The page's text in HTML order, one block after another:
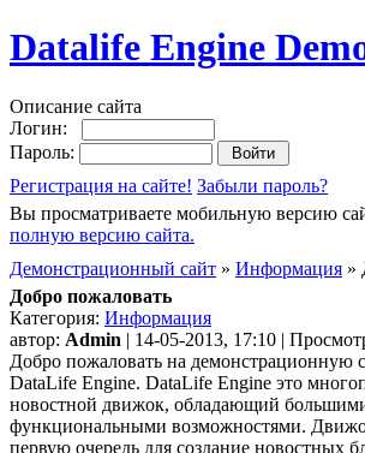
Datalife Engine
Описание сайта
Логин:
Пароль:
Регистрация на сайте! Забыли пароль?
Вы просматриваете мобильную версию
полную версию сайта.
Демонстрационный сайт » Информация »
Добро пожаловать
Категория: Информация
автор: Admin | 14-05-2013, 17:10 |
Добро пожаловать на демонстрационную
DataLife Engine. DataLife Engine это
новостной движок, обладающий
функциональными возможностями.
первую очередь для создание новостных